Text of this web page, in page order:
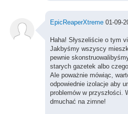
EpicReaperXtreme01-09-
Haha! Słyszeliście o tym
Jakbyśmy wszyscy
pewnie
starych gazetek albo
Ale poważnie mówiąc,
odpowiednie izolacje aby
problemów w przyszłości.
dmuchać na zimne!